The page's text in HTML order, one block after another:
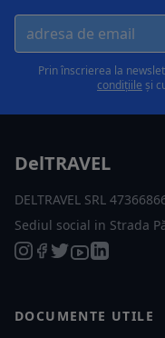
Prin înscrierea la
condițiile și
DelTRAVEL
DELTRAVEL SRL
Sediul social in Strada
DOCUMENTE UTILE